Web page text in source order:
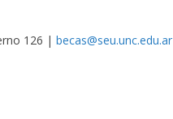
126 | becas@seu.unc.edu.ar